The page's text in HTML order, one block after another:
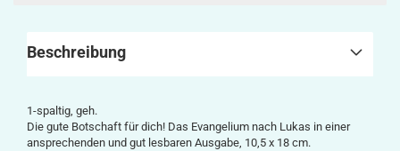
Beschreibung
1-spaltig, geh.
Die gute Botschaft für dich! Das Evangelium nach Lukas in einer
ansprechenden und gut lesbaren Ausgabe, 10,5 x 18 cm.